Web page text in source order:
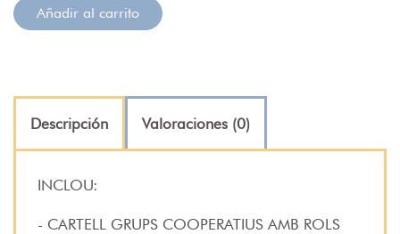
Añadir al carrito
Descripción Valoraciones (0)
INCLOU:
- CARTELL GRUPS COOPERATIUS AMB ROLS